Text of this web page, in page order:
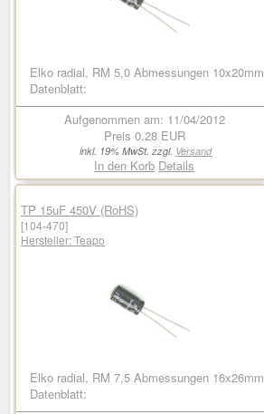
Elko radial, RM 5,0 Abmessungen 10x20mm
Datenblatt:
Aufgenommen am: 11/04/2012
Preis 0.28 EUR
inkl. 19% MwSt. zzgl. Versand
In den Korb Details
TP 15uF 450V (RoHS)
[104-470]
Hersteller:Teapo
Elko radial, RM 7,5 Abmessungen 16x26mm
Datenblatt: